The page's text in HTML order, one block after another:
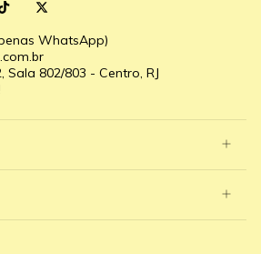
WhatsApp)
Sala 802/803 - Centro, RJ